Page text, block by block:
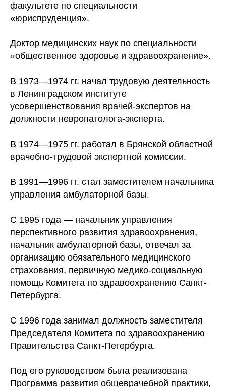
факультете по специальности
«юриспруденция».
Доктор медицинских наук по специальности
«общественное здоровье и здравоохранение».
В 1973—1974 гг. начал трудовую деятельность
в Ленинградском институте
усовершенствования врачей-экспертов на
должности невропатолога-эксперта.
В 1974—1975 гг. работал в Брянской областной
врачебно-трудовой экспертной комиссии.
В 1991—1996 гг. стал заместителем начальника
управления амбулаторной базы.
С 1995 года — начальник управления
перспективного развития здравоохранения,
начальник амбулаторной базы, отвечал за
организацию обязательного медицинского
страхования, первичную медико-социальную
помощь Комитета по здравоохранению Санкт-
Петербурга.
С 1996 года занимал должность заместителя
Председателя Комитета по здравоохранению
Правительства Санкт-Петербурга.
Под его руководством была реализована
Программа развития общеврачебной практики,